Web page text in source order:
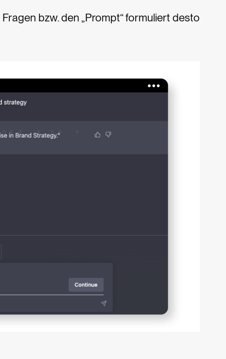
bzw. den „Prompt“ formuliert desto